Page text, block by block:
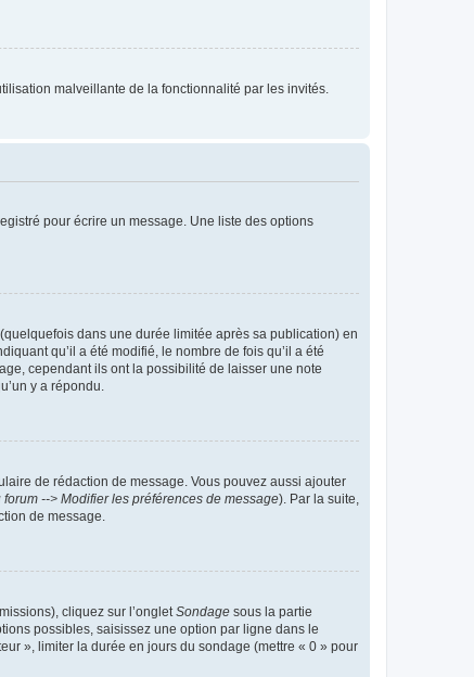
malveillante de la fonctionnalité par les invités.
pour écrire un message. Une liste des options
dans une durée limitée après sa publication) en
qu’il a été modifié, le nombre de fois qu’il a été
cependant ils ont la possibilité de laisser une note
y a répondu.
de rédaction de message. Vous pouvez aussi ajouter
forum --> Modifier les préférences de message). Par la suite,
de message.
cliquez sur l’onglet Sondage sous la partie
possibles, saisissez une option par ligne dans le
», limiter la durée en jours du sondage (mettre « 0 » pour